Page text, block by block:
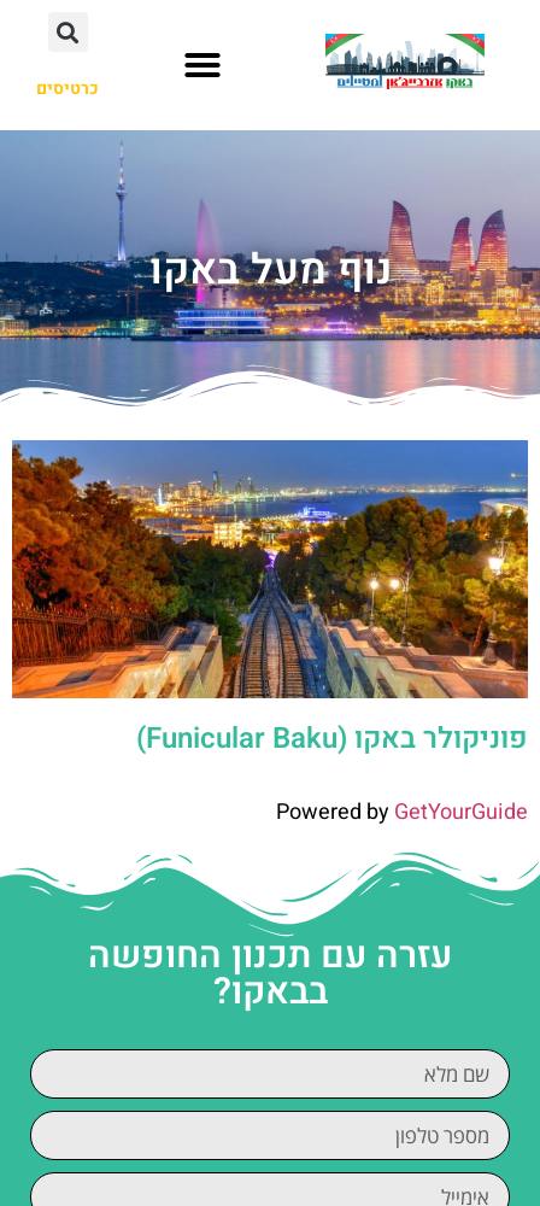
כרטיסים
נוף מעל באקו
פוניקולר באקו (Funicular Baku)
Powered byGetYourGuide
עזרה עם תכנון החופשה
בבאקו?